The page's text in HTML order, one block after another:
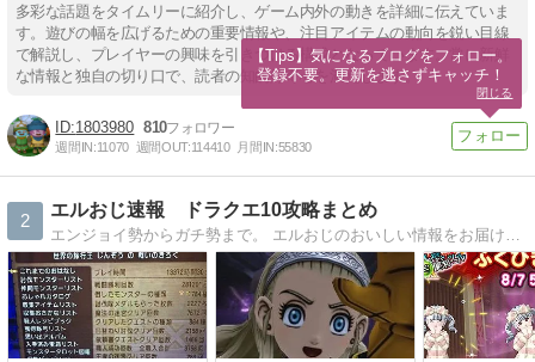
多彩な話題をタイムリーに紹介し、ゲーム内外の動きを詳細に伝えていま
す。遊びの幅を広げるための重要情報や、注目アイテムの動向を鋭い目線
で解説し、プレイヤーの興味を引きつける構成となっています。常に新鮮
な情報と独自の切り口で、読者の知的好奇心を満たします。
1803980 810
週間IN:11070 週間OUT:114410 月間IN:55830
2
エルおじ速報 ドラクエ10攻略まとめ
エンジョイ勢からガチ勢まで。 エルおじのおいしい情報をお届けします！
【Tips】気になるブログをフォロー。
登録不要。更新を逃さずキャッチ！
閉じる